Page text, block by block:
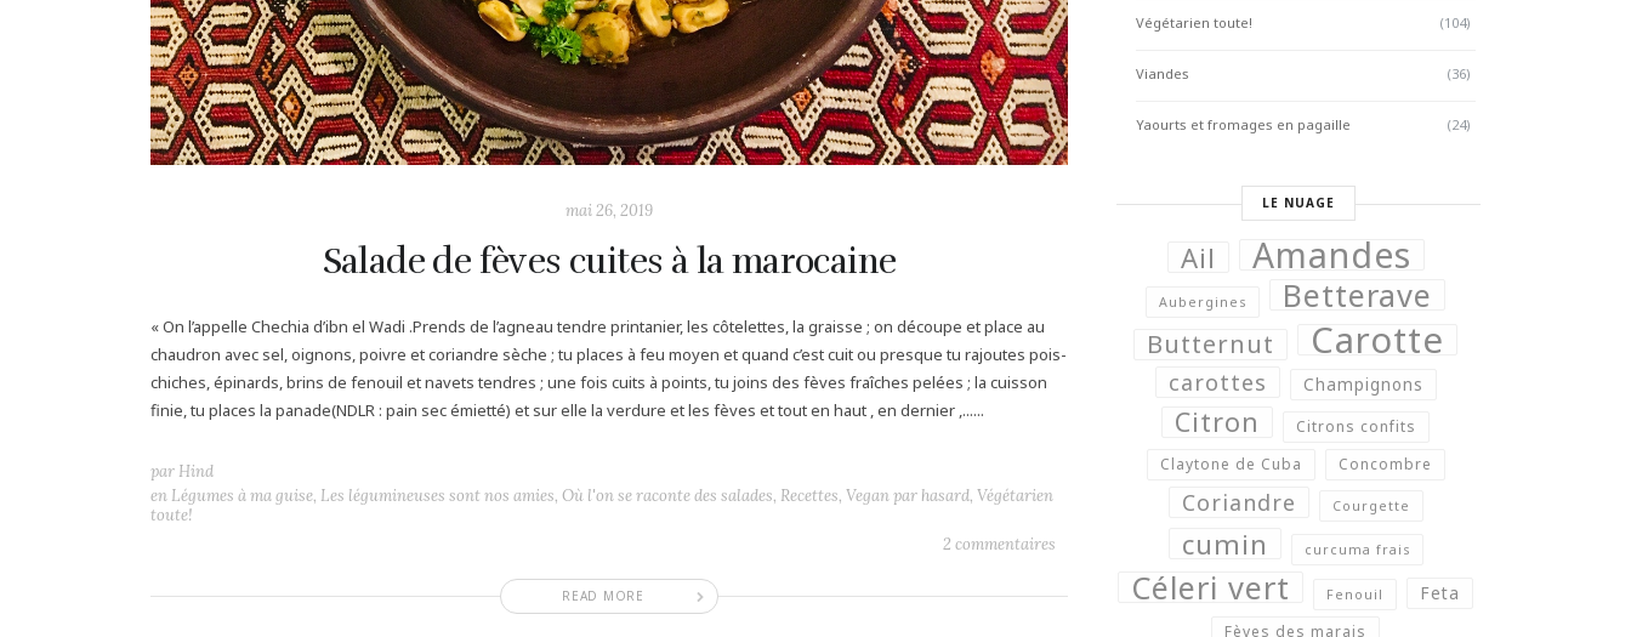
mai 26, 2019
Salade de fèves cuites à la marocaine
« On l’appelle Chechia d’ibn el Wadi .Prends de l’agneau tendre printanier, les côtelettes, la graisse ; on découpe et place au
chaudron avec sel, oignons, poivre et coriandre sèche ; tu places à feu moyen et quand c’est cuit ou presque tu rajoutes pois-
chiches, épinards, brins de fenouil et navets tendres ; une fois cuits à points, tu joins des fèves fraîches pelées ; la cuisson
finie, tu places la panade(NDLR : pain sec émietté) et sur elle la verdure et les fèves et tout en haut , en dernier ,......
READ MORE
par Hind
en Légumes à ma guise, Les légumineuses sont nos amies, Où l'on se raconte des salades, Recettes, Vegan par hasard, Végétarien
toute!
2 commentaires
Végétarien toute! (104)
Viandes (36)
Yaourts et fromages en pagaille (24)
LE NUAGE
Ail Amandes
Aubergines Betterave
Butternut Carotte
carottes Champignons
Citron
Citrons confits
Claytone de Cuba
Concombre
Coriandre Courgette
cumin curcuma frais
Céleri vert Fenouil Feta
Fèves des marais